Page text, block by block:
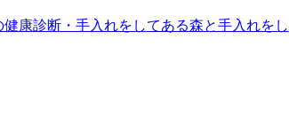
康診断・手入れをしてある森と手入れを